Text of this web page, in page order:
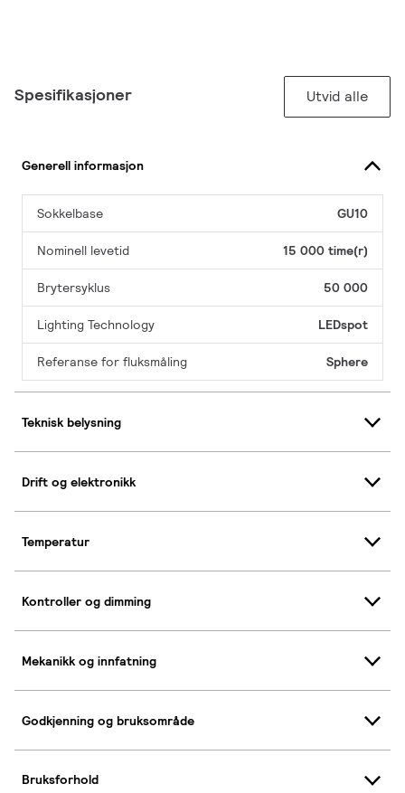
Spesifikasjoner Utvid alle
Generell informasjon
Sokkelbase GU10
Nominell levetid 15 000 time(r)
Brytersyklus 50 000
Lighting Technology LEDspot
Referanse for fluksmåling Sphere
Teknisk belysning
Drift og elektronikk
Temperatur
Kontroller og dimming
Mekanikk og innfatning
Godkjenning og bruksområde
Bruksforhold